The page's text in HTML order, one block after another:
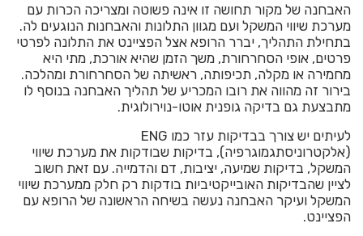
האבחנה של מקור תחושה זו אינה פשוטה ומצריכה הכרות עם
מערכת שיווי המשקל ועם מגוון התלונות והאבחנות הנוגעים לה.
בתחילת התהליך, יברר הרופא אצל הפציינט את התלונה לפרטי
פרטים, אופי הסחרחורת, משך הזמן שהיא אורכת, מתי היא
מחמירה או מקלה, תכיפותה, ראשיתה של הסחרחורת ומהלכה.
בירור זה מהווה את רובו המכריע של תהליך האבחנה בנוסף לו
מתבצעת גם בדיקה גופנית אוטו-נוירולוגית.
לעיתים יש צורך בבדיקות עזר כמו ENG
(אלקטרוניסתגמוגרפיה), בדיקות שבודקות את מערכת שיווי
המשקל, בדיקות שמיעה, יציבות, דם והדמייה. עם זאת חשוב
לציין שהבדיקות האובייקטיביות בודקות רק חלק ממערכת שיווי
המשקל ועיקר האבחנה נעשה בשיחה הראשונה של הרופא עם
הפציינט.